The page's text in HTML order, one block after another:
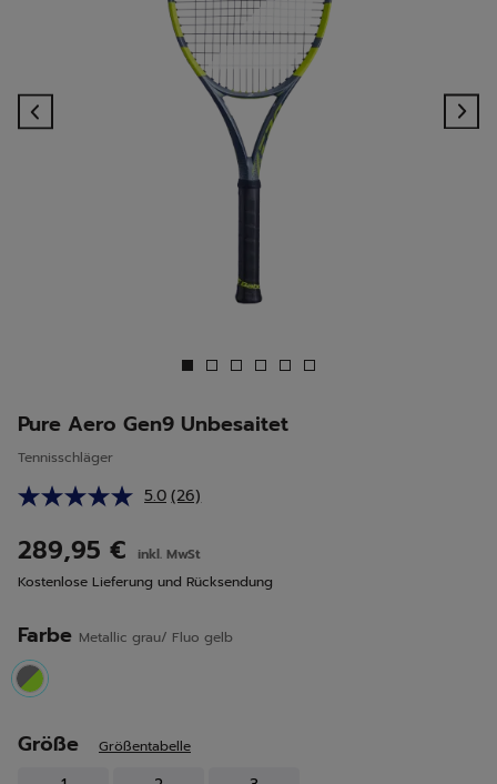
Pure Aero Gen9 Unbesaitet
Tennisschläger
5.0 26
Link
auf
derselben
(26)
289,95 €
inkl. MwSt
Kostenlose Lieferung und Rücksendung
Farbe Metallic grau/ Fluo gelb
selected
Größe Größentabelle